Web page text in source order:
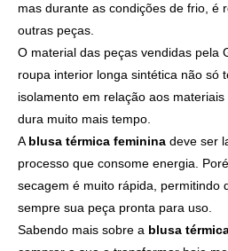
mas durante as condições de frio, é
outras peças.
O material das peças vendidas pela
roupa interior longa sintética não só
isolamento em relação aos
dura muito mais tempo.
Ablusa térmica feminina deve ser
processo que consome energia.
secagem é muito rápida, permitindo
sempre sua peça pronta para uso.
Sabendo mais sobre a blusa